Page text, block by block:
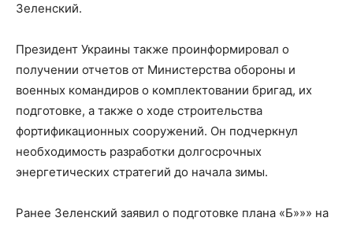
Зеленский.
Президент Украины также проинформировал о
получении отчетов от Министерства обороны и
военных командиров о комплектовании бригад, их
подготовке, а также о ходе строительства
фортификационных сооружений. Он подчеркнул
необходимость разработки долгосрочных
энергетических стратегий до начала зимы.
Ранее Зеленский заявил о подготовке плана «Б»»» на